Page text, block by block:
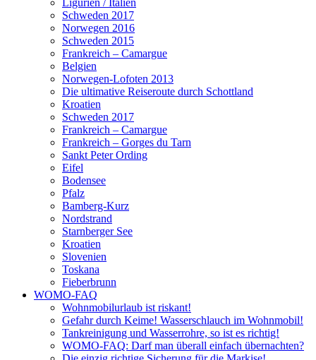
Schweden 2017
Norwegen 2016
Schweden 2015
Frankreich – Camargue
Belgien
Norwegen-Lofoten 2013
Die ultimative Reiseroute durch Schottland
Kroatien
Schweden 2017
Frankreich – Camargue
Frankreich – Gorges du Tarn
Sankt Peter Ording
Eifel
Bodensee
Pfalz
Bamberg-Kurz
Nordstrand
Starnberger See
Kroatien
Slovenien
Toskana
Fieberbrunn
WOMO-FAQ
Wohnmobilurlaub ist riskant!
Gefahr durch Keime! Wasserschlauch im Wohnmobil!
Tankreinigung und Wasserrohre, so ist es richtig!
WOMO-FAQ: Darf man überall einfach übernachten?